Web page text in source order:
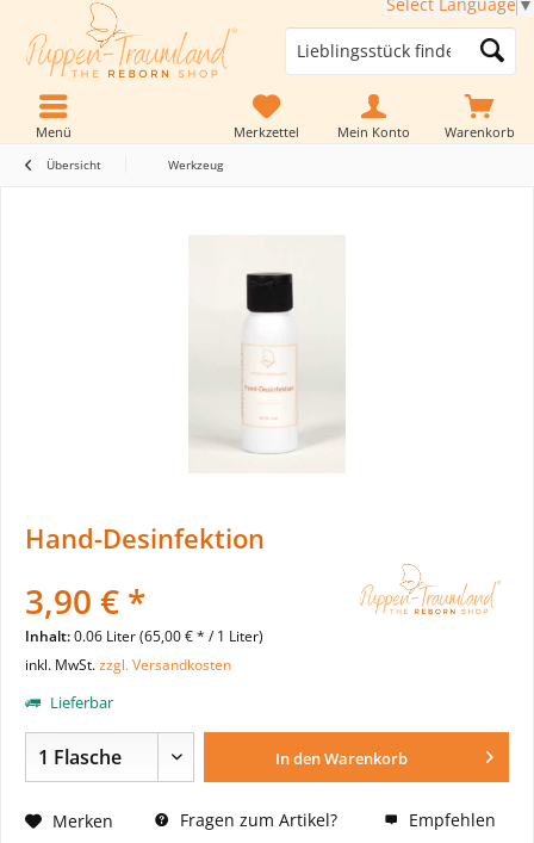
Warenkorb
Merkzettel Mein Konto
Menü
Übersicht Werkzeug
Hand-Desinfektion
3,90 € *
Inhalt:0.06 Liter (65,00 € * / 1 Liter)
inkl. MwSt.zzgl. Versandkosten
Lieferbar
In denWarenkorb
Merken Fragen zum Artikel? Empfehlen